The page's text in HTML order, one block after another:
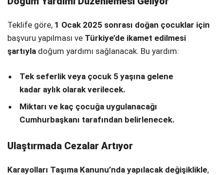
Teklife göre, 1 Ocak 2025 sonrası doğan çocuklar için
başvuru yapılması ve Türkiye’de ikamet edilmesi
şartıyla doğum yardımı sağlanacak. Bu yardım:
Tek seferlik veya çocuk 5 yaşına gelene
kadar aylık olarak verilecek.
Miktarı ve kaç çocuğa uygulanacağı
Cumhurbaşkanı tarafından belirlenecek.
Ulaştırmada Cezalar Artıyor
Karayolları Taşıma Kanunu’nda yapılacak değişiklikle,